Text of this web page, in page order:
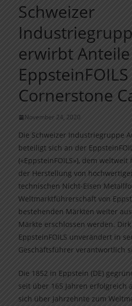
Schweizer
erwirbt
Cornerstone
November 24, 2020
Die Schweizer Industriegruppe
beteiligt sich an der
(«EppsteinFOILS»), dem
der Herstellung von
technischen Nicht-Eisen
Weltmarktführerschaft von
bestehenden Märkten weiter
Märkte erschlossen werden.
EppsteinFOILS unverändert in
Geschäftsführer verantwortlich
Die 1852 in Eppstein (DE)
seit über 165 Jahren erfolgreich
sich über Jahrzehnte zum